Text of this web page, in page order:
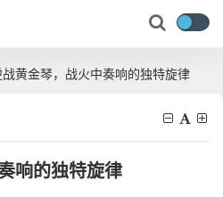
黄金琴，战火中奏响的独特旋律
响的独特旋律